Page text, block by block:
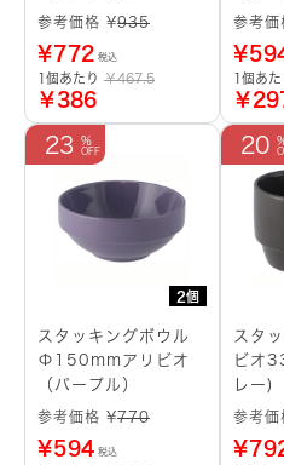
参考価格 ¥935
¥772 税込
1個あたり ￥467.5
￥386
参考
¥
1個あた
￥
2個
23
スタッキングボウル
Φ150mmアリビオ
（パープル）
参考価格 ¥770
¥594 税込
20
スタ
ビオ
レー)
参考
¥